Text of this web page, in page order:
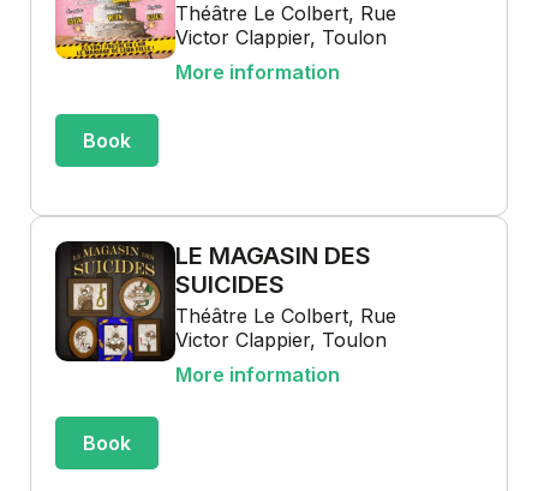
Théâtre Le Colbert, Rue
Victor Clappier, Toulon
More information
Book
LE MAGASIN DES
SUICIDES
Théâtre Le Colbert, Rue
Victor Clappier, Toulon
More information
Book